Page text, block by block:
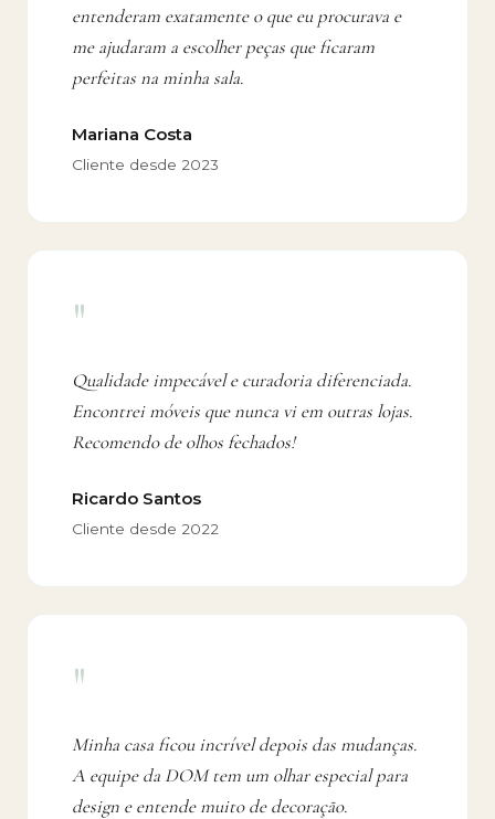
entenderam exatamente o que eu procurava e
me ajudaram a escolher peças que ficaram
perfeitas na minha sala.
Mariana Costa
Cliente desde 2023
"
Qualidade impecável e curadoria diferenciada.
Encontrei móveis que nunca vi em outras lojas.
Recomendo de olhos fechados!
Ricardo Santos
Cliente desde 2022
"
Minha casa ficou incrível depois das mudanças.
A equipe da DOM tem um olhar especial para
design e entende muito de decoração.